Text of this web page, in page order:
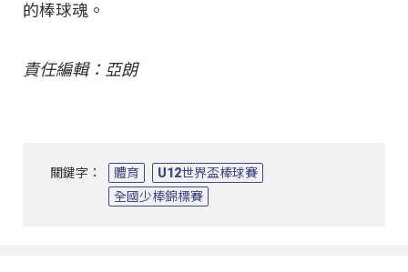
的棒球魂。
責任編輯：亞朗
關鍵字： 體育
U12世界盃棒球賽
全國少棒錦標賽